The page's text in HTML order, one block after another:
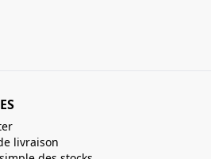
livraison